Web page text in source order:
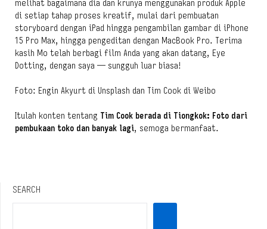
melihat bagaimana dia dan krunya menggunakan produk Apple
di setiap tahap proses kreatif, mulai dari pembuatan
storyboard dengan iPad hingga pengambilan gambar di iPhone
15 Pro Max, hingga pengeditan dengan MacBook Pro. Terima
kasih Mo telah berbagi film Anda yang akan datang, Eye
Dotting, dengan saya — sungguh luar biasa!
Foto: Engin Akyurt di Unsplash dan Tim Cook di Weibo
Itulah konten tentang Tim Cook berada di Tiongkok: Foto dari
pembukaan toko dan banyak lagi, semoga bermanfaat.
SEARCH